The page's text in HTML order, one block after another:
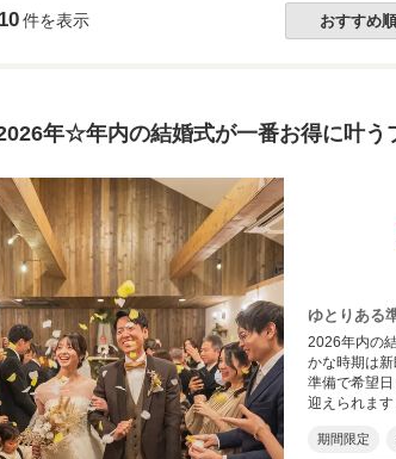
件を表示 おすすめ順
年☆年内の結婚式が一番お得に叶う
ゆとりある
2026年内の
かな時期は
準備で希望
迎えられま
期間限定